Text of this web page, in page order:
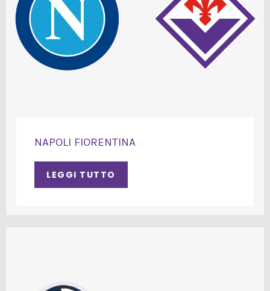
NAPOLI FIORENTINA
LEGGI TUTTO